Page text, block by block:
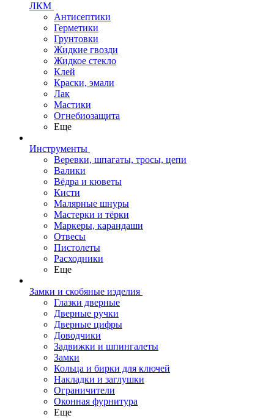
ЛКМ
Антисептики
Герметики
Грунтовки
Жидкие гвозди
Жидкое стекло
Клей
Краски, эмали
Лак
Мастики
Огнебиозащита
Еще
Инструменты
Веревки, шпагаты, тросы, цепи
Валики
Вёдра и кюветы
Кисти
Малярные шнуры
Мастерки и тёрки
Маркеры, карандаши
Отвесы
Пистолеты
Расходники
Еще
Замки и скобяные изделия
Глазки дверные
Дверные ручки
Дверные цифры
Доводчики
Задвижки и шпингалеты
Замки
Кольца и бирки для ключей
Накладки и заглушки
Ограничители
Оконная фурнитура
Еще